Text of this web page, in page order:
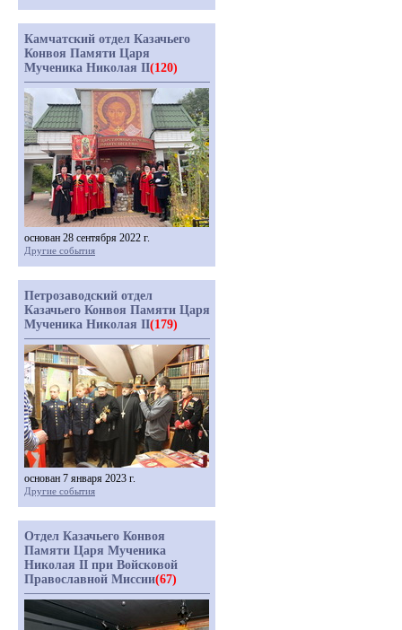
Камчатский отдел Казачьего
Конвоя Памяти Царя
Мученика Николая II(120)
основан 28 сентября 2022 г.
Другие события
Петрозаводский отдел
Казачьего Конвоя Памяти Царя
Мученика Николая II(179)
основан 7 января 2023 г.
Другие события
Отдел Казачьего Конвоя
Памяти Царя Мученика
Николая II при Войсковой
Православной Миссии(67)